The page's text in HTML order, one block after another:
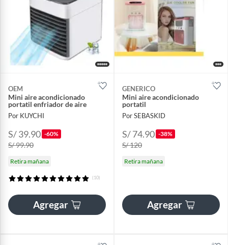
OEM
Mini aire acondicionado
portatil enfriador de aire
Por KUYCHI
S/ 39.90 -60%
S/ 99.90
Retira mañana
(10)
Agregar
GENERICO
Mini aire acondicionado
portatil
Por SEBASKID
S/ 74.90 -38%
S/ 120
Retira mañana
Agregar